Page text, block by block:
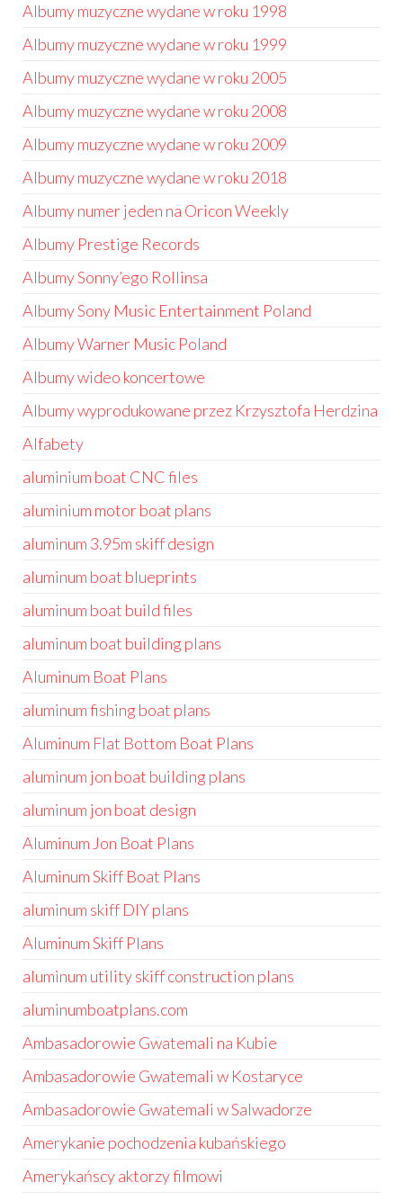
Albumy muzyczne wydane w roku 1998
Albumy muzyczne wydane w roku 1999
Albumy muzyczne wydane w roku 2005
Albumy muzyczne wydane w roku 2008
Albumy muzyczne wydane w roku 2009
Albumy muzyczne wydane w roku 2018
Albumy numer jeden na Oricon Weekly
Albumy Prestige Records
Albumy Sonny’ego Rollinsa
Albumy Sony Music Entertainment Poland
Albumy Warner Music Poland
Albumy wideo koncertowe
Albumy wyprodukowane przez Krzysztofa Herdzina
Alfabety
aluminium boat CNC files
aluminium motor boat plans
aluminum 3.95m skiff design
aluminum boat blueprints
aluminum boat build files
aluminum boat building plans
Aluminum Boat Plans
aluminum fishing boat plans
Aluminum Flat Bottom Boat Plans
aluminum jon boat building plans
aluminum jon boat design
Aluminum Jon Boat Plans
Aluminum Skiff Boat Plans
aluminum skiff DIY plans
Aluminum Skiff Plans
aluminum utility skiff construction plans
aluminumboatplans.com
Ambasadorowie Gwatemali na Kubie
Ambasadorowie Gwatemali w Kostaryce
Ambasadorowie Gwatemali w Salwadorze
Amerykanie pochodzenia kubańskiego
Amerykańscy aktorzy filmowi